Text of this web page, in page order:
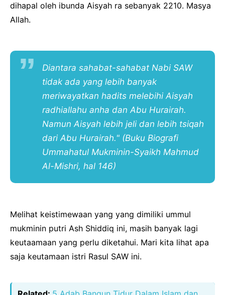
dihapal oleh ibunda Aisyah ra sebanyak 2210. Masya
Allah.
Diantara sahabat-sahabat Nabi SAW
tidak ada yang lebih banyak
meriwayatkan hadits melebihi Aisyah
radhiallahu anha dan Abu Hurairah.
Namun Aisyah lebih jeli dan lebih tsiqah
dari Abu Hurairah." (Buku Biografi
Ummahatul Mukminin-Syaikh Mahmud
Al-Mishri, hal 146)
Melihat keistimewaan yang yang dimiliki ummul
mukminin putri Ash Shiddiq ini, masih banyak lagi
keutaamaan yang perlu diketahui. Mari kita lihat apa
saja keutamaan istri Rasul SAW ini.